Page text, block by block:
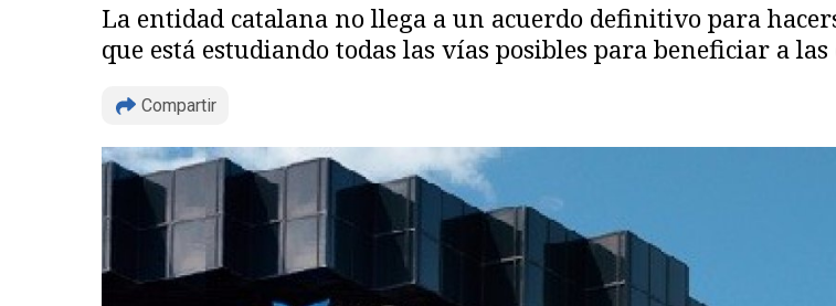
La entidad catalana no llega a un acuerdo definitivo para
que está estudiando todas las vías posibles para beneficiar a las
Compartir